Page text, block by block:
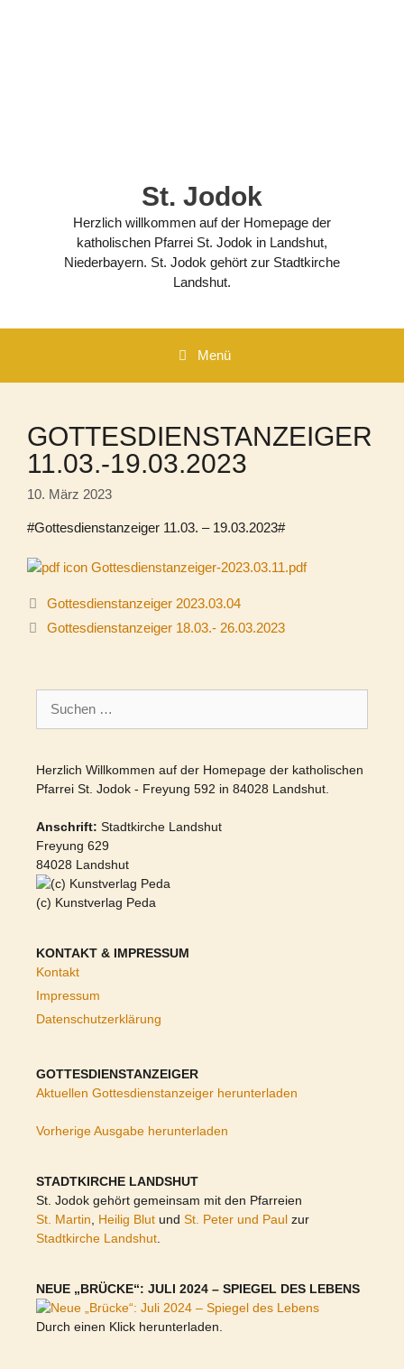
St. Jodok
Herzlich willkommen auf der Homepage der
katholischen Pfarrei St. Jodok in Landshut,
Niederbayern. St. Jodok gehört zur Stadtkirche
Landshut.
Menü
GOTTESDIENSTANZEIGER
11.03.-19.03.2023
10. März 2023
#Gottesdienstanzeiger 11.03. – 19.03.2023#
Gottesdienstanzeiger-2023.03.11.pdf
Gottesdienstanzeiger 2023.03.04
Gottesdienstanzeiger 18.03.- 26.03.2023
nach:
Herzlich Willkommen auf der Homepage der katholischen
Pfarrei St. Jodok - Freyung 592 in 84028 Landshut.
Anschrift: Stadtkirche Landshut
Freyung 629
84028 Landshut
(c) Kunstverlag Peda
KONTAKT & IMPRESSUM
Kontakt
Impressum
Datenschutzerklärung
GOTTESDIENSTANZEIGER
Aktuellen Gottesdienstanzeiger herunterladen
Vorherige Ausgabe herunterladen
STADTKIRCHE LANDSHUT
St. Jodok gehört gemeinsam mit den Pfarreien
St. Martin
Heilig Blut und St. Peter und Paul zur
Stadtkirche Landshut
NEUE „BRÜCKE“: JULI 2024 – SPIEGEL DES LEBENS
Durch einen Klick herunterladen.